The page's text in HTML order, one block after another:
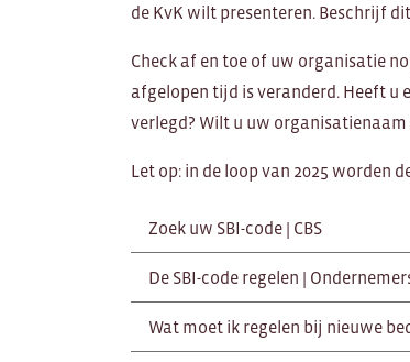
de KvK wilt presenteren. Beschrijf
Check af en toe of uw organisatie
afgelopen tijd is veranderd. Heeft u
verlegd? Wilt u uw
Let op: in de loop van 2025 worden
Zoek uw SBI-code | CBS
De SBI-code regelen |
Wat moet ik regelen bij nieuwe